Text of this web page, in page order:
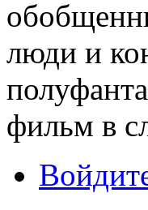
люди и
фильм в